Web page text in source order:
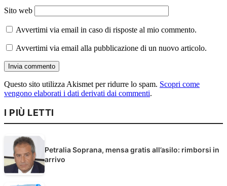
Sito web
Avvertimi via email in caso di risposte al mio commento.
Avvertimi via email alla pubblicazione di un nuovo articolo.
Questo sito utilizza Akismet per ridurre lo spam. Scopri come
vengono elaborati i dati derivati dai commenti.
I PIÙ LETTI
Petralia Soprana, mensa gratis all’asilo: rimborsi in
arrivo